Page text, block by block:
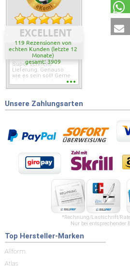
EXCELLENT
119 Rezensionen von
echten Kunden (letzte 12
Monate)
gesamt: 3909
Super schnelle
Lieferung. Genauso
wie es sein soll! Gerne
wieder wenn ich was
Unsere Zahlungsarten
*Rechnung/Lastschrift/
Nur bei entsprechender
Top Hersteller-Marken
Allform
Atlas